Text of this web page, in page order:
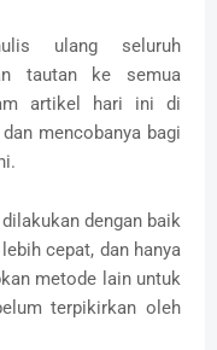
ulang seluruh
tautan ke semua
artikel hari ini di
mencobanya bagi
dengan baik
cepat, dan hanya
metode lain untuk
terpikirkan oleh